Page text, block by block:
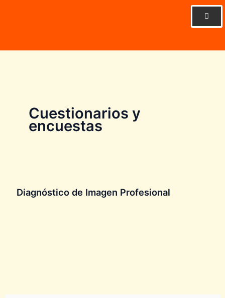
Cuestionarios y
encuestas
Diagnóstico de Imagen Profesional